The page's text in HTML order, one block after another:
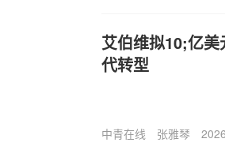
艾伯维拟10;亿
代转型
中青在线 张雅琴